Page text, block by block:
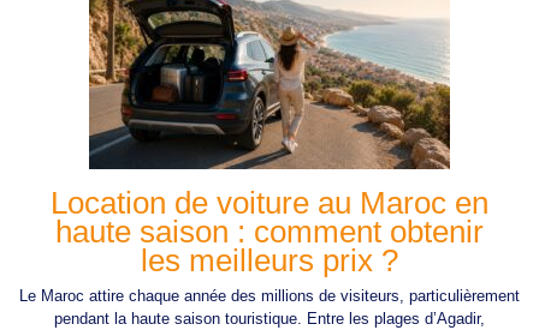
Location de voiture au Maroc en
haute saison : comment obtenir
les meilleurs prix ?
Le Maroc attire chaque année des millions de visiteurs, particulièrement
pendant la haute saison touristique. Entre les plages d’Agadir,